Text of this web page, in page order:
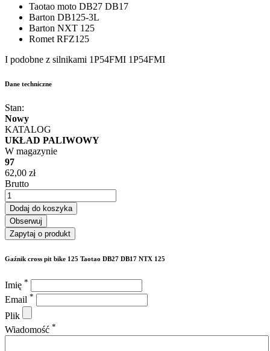
Taotao moto DB27 DB17
Barton DB125-3L
Barton NXT 125
Romet RFZ125
I podobne z silnikami 1P54FMI 1P54FMI
Dane techniczne
Stan:
Nowy
KATALOG
UKŁAD PALIWOWY
W magazynie
97
62,00 zł
Brutto
Dodaj do koszyka
Obserwuj
Zapytaj o produkt
Gaźnik cross pit bike 125 Taotao DB27 DB17 NTX 125
Imię *
Email *
Plik
Wiadomość *